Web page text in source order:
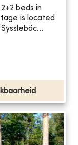
beds in
is located